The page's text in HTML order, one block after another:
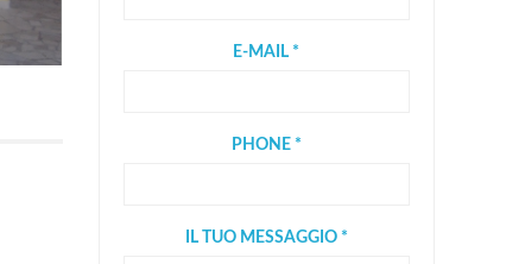
E-MAIL *
PHONE *
IL TUO MESSAGGIO *